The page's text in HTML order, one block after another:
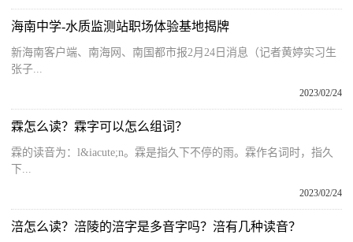
海南中学-水质监测站职场体验基地揭牌
新海南客户端、南海网、南国都市报2月24日消息（记者黄婷实习生
张子...
2023/02/24
霖怎么读？霖字可以怎么组词？
霖的读音为：l&iacute;n。霖是指久下不停的雨。霖作名词时，指久
下...
2023/02/24
涪怎么读？涪陵的涪字是多音字吗？涪有几种读音？